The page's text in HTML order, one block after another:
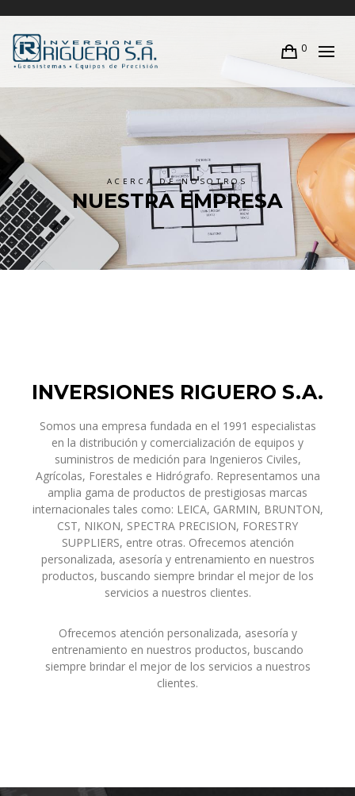
0
ACERCA DE NOSOTROS
NUESTRA EMPRESA
INVERSIONES RIGUERO S.A.
Somos una empresa fundada en el 1991 especialistas
en la distribución y comercialización de equipos y
suministros de medición para Ingenieros Civiles,
Agrícolas, Forestales e Hidrógrafo. Representamos una
amplia gama de productos de prestigiosas marcas
internacionales tales como: LEICA, GARMIN, BRUNTON,
CST, NIKON, SPECTRA PRECISION, FORESTRY
SUPPLIERS, entre otras. Ofrecemos atención
personalizada, asesoría y entrenamiento en nuestros
productos, buscando siempre brindar el mejor de los
servicios a nuestros clientes.
Ofrecemos atención personalizada, asesoría y
entrenamiento en nuestros productos, buscando
siempre brindar el mejor de los servicios a nuestros
clientes.